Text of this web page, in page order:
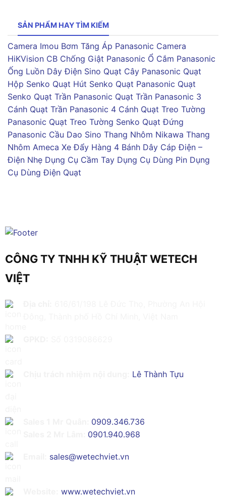
SẢN PHẨM HAY TÌM KIẾM
Camera Imou Bơm Tăng Áp Panasonic Camera
HiKVision CB Chống Giật Panasonic Ổ Cắm Panasonic
Ống Luồn Dây Điện Sino Quạt Cây Panasonic Quạt
Hộp Senko Quạt Hút Senko Quạt Panasonic Quạt
Senko Quạt Trần Panasonic Quạt Trần Panasonic 3
Cánh Quạt Trần Panasonic 4 Cánh Quạt Treo Tường
Panasonic Quạt Treo Tường Senko Quạt Đứng
Panasonic Cầu Dao Sino Thang Nhôm Nikawa Thang
Nhôm Ameca Xe Đẩy Hàng 4 Bánh Dây Cáp Điện –
Điện Nhẹ Dụng Cụ Cầm Tay Dụng Cụ Dùng Pin Dụng
Cụ Dùng Điện Quạt
CÔNG TY TNHH KỸ THUẬT WETECH
VIỆT
Lê Thành Tựu
0909.346.736
0901.940.968
sales@wetechviet.vn
www.wetechviet.vn